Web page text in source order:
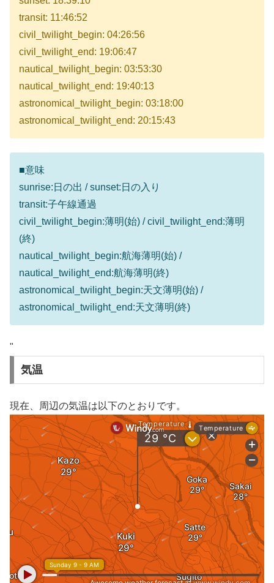
transit: 11:46:52
civil_twilight_begin: 04:26:56
civil_twilight_end: 19:06:47
nautical_twilight_begin: 03:53:30
nautical_twilight_end: 19:40:13
astronomical_twilight_begin: 03:18:00
astronomical_twilight_end: 20:15:43
■意味
sunrise:日の出 / sunset:日の入り
transit:子午線通過
civil_twilight_begin:薄明(始) / civil_twilight_end:薄明
(終)
nautical_twilight_begin:航海薄明(始) /
nautical_twilight_end:航海薄明(終)
astronomical_twilight_begin:天文薄明(始) /
astronomical_twilight_end:天文薄明(終)
"
気温
現在、周辺の気温は以下のとおりです。